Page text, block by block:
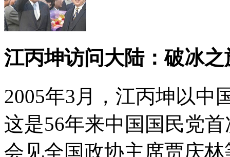
江丙坤访问大陆：破冰之
2005年3月，江丙坤以中
这是56年来中国国民党
会见全国政协主席贾庆